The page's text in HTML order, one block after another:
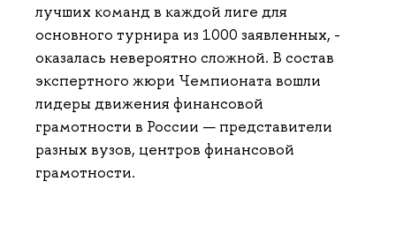
лучших команд в каждой лиге для
основного турнира из 1000 заявленных, -
оказалась невероятно сложной. В состав
экспертного жюри Чемпионата вошли
лидеры движения финансовой
грамотности в России — представители
разных вузов, центров финансовой
грамотности.